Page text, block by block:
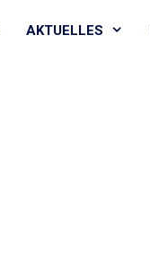
AKTUELLES